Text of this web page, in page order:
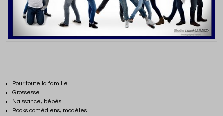
Pour toute la famille
Grossesse
Naissance, bébés
Books comédiens, modèles...